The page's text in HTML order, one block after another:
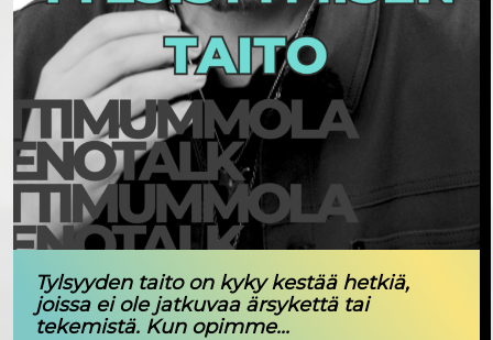
Tylsyyden taito on kyky kestää hetkiä,
joissa ei ole jatkuvaa ärsykettä tai
tekemistä. Kun opimme...